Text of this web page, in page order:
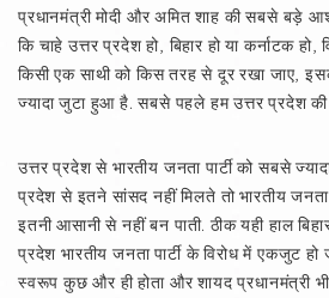
प्रधानमंत्री मोदी और अमित शाह की सबसे बड़े
कि चाहे उत्तर प्रदेश हो, बिहार हो या कर्नाटक
किसी एक साथी को किस तरह से दूर रखा जाए,
ज्यादा जुटा हुआ है. सबसे पहले हम उत्तर प्रदेश
उत्तर प्रदेश से भारतीय जनता पार्टी को सबसे
प्रदेश से इतने सांसद नहीं मिलते तो भारतीय जनता
इतनी आसानी से नहीं बन पाती. ठीक यही हाल
प्रदेश भारतीय जनता पार्टी के विरोध में एकजुट
स्वरूप कुछ और ही होता और शायद प्रधानमंत्री